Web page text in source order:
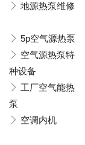
地源热泵维修
5p空气源热泵
空气源热泵特
种设备
工厂空气能热
泵
空调内机